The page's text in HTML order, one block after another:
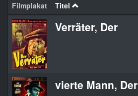
Filmplakat Titel
Verräter, Der
vierte Mann, Der